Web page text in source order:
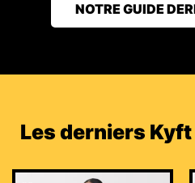
NOTRE GUIDE
Les derniers